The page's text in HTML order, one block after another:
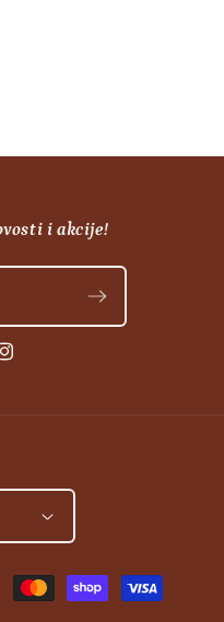
i akcije!